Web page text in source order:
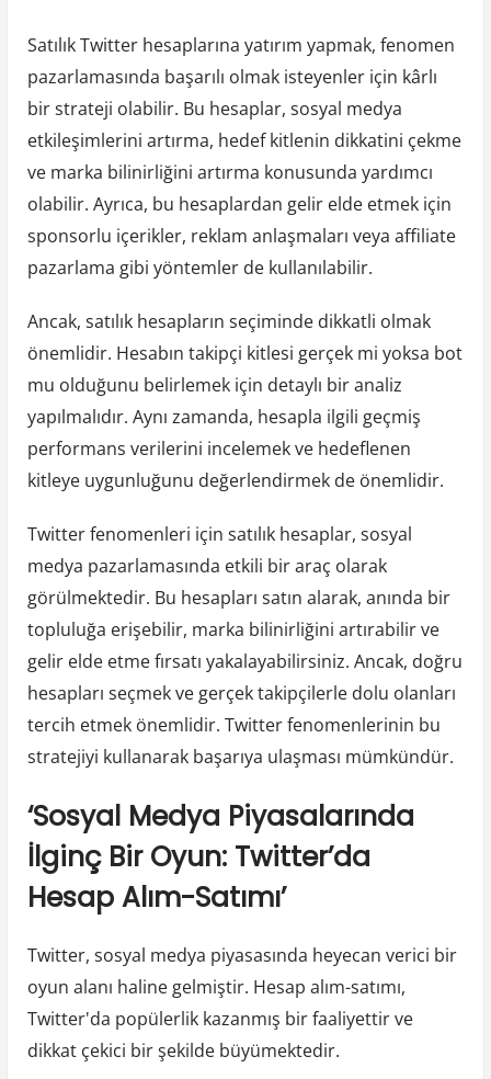
Satılık Twitter hesaplarına yatırım yapmak, fenomen
pazarlamasında başarılı olmak isteyenler için kârlı
bir strateji olabilir. Bu hesaplar, sosyal medya
etkileşimlerini artırma, hedef kitlenin dikkatini çekme
ve marka bilinirliğini artırma konusunda yardımcı
olabilir. Ayrıca, bu hesaplardan gelir elde etmek için
sponsorlu içerikler, reklam anlaşmaları veya affiliate
pazarlama gibi yöntemler de kullanılabilir.
Ancak, satılık hesapların seçiminde dikkatli olmak
önemlidir. Hesabın takipçi kitlesi gerçek mi yoksa bot
mu olduğunu belirlemek için detaylı bir analiz
yapılmalıdır. Aynı zamanda, hesapla ilgili geçmiş
performans verilerini incelemek ve hedeflenen
kitleye uygunluğunu değerlendirmek de önemlidir.
Twitter fenomenleri için satılık hesaplar, sosyal
medya pazarlamasında etkili bir araç olarak
görülmektedir. Bu hesapları satın alarak, anında bir
topluluğa erişebilir, marka bilinirliğini artırabilir ve
gelir elde etme fırsatı yakalayabilirsiniz. Ancak, doğru
hesapları seçmek ve gerçek takipçilerle dolu olanları
tercih etmek önemlidir. Twitter fenomenlerinin bu
stratejiyi kullanarak başarıya ulaşması mümkündür.
‘Sosyal Medya Piyasalarında
İlginç Bir Oyun: Twitter’da
Hesap Alım-Satımı’
Twitter, sosyal medya piyasasında heyecan verici bir
oyun alanı haline gelmiştir. Hesap alım-satımı,
Twitter'da popülerlik kazanmış bir faaliyettir ve
dikkat çekici bir şekilde büyümektedir.